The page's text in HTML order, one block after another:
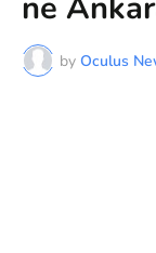
by Oculus